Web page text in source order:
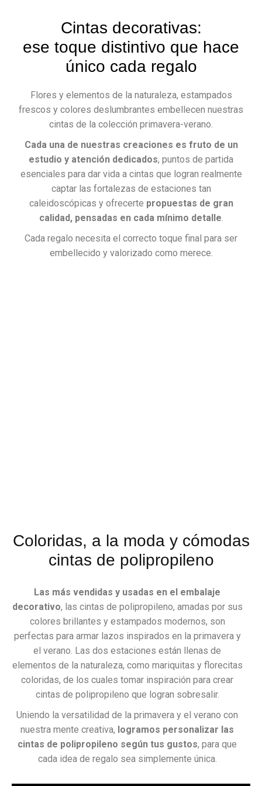
Cintas decorativas:
ese toque distintivo que hace
único cada regalo
Flores y elementos de la naturaleza, estampados
frescos y colores deslumbrantes embellecen nuestras
cintas de la colección primavera-verano.
Cada una de nuestras creaciones es fruto de un
estudio y atención dedicados, puntos de partida
esenciales para dar vida a cintas que logran realmente
captar las fortalezas de estaciones tan
caleidoscópicas y ofrecerte propuestas de gran
calidad, pensadas en cada mínimo detalle
Cada regalo necesita el correcto toque final para ser
embellecido y valorizado como merece.
Coloridas, a la moda y cómodas
cintas de polipropileno
Las más vendidas y usadas en el embalaje
decorativo, las cintas de polipropileno, amadas por sus
colores brillantes y estampados modernos, son
perfectas para armar lazos inspirados en la primavera y
el verano. Las dos estaciones están llenas de
elementos de la naturaleza, como mariquitas y florecitas
coloridas, de los cuales tomar inspiración para crear
cintas de polipropileno que logran sobresalir.
Uniendo la versatilidad de la primavera y el verano con
nuestra mente creativa, logramos personalizar las
cintas de polipropileno según tus gustos, para que
cada idea de regalo sea simplemente única.